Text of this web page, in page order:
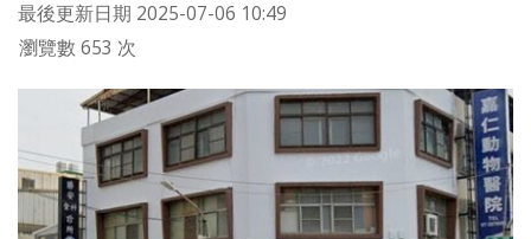
最後更新日期 2025-07-06 10:49
瀏覽數 653 次